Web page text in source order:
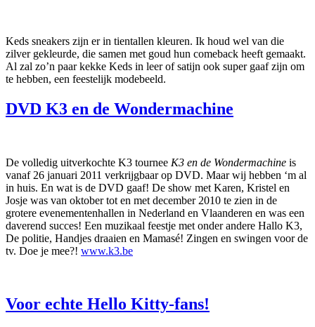
Keds sneakers zijn er in tientallen kleuren. Ik houd wel van die
zilver gekleurde, die samen met goud hun comeback heeft gemaakt.
Al zal zo’n paar kekke Keds in leer of satijn ook super gaaf zijn om
te hebben, een feestelijk modebeeld.
DVD K3 en de Wondermachine
De volledig uitverkochte K3 tournee K3 en de Wondermachine is
vanaf 26 januari 2011 verkrijgbaar op DVD. Maar wij hebben ‘m al
in huis. En wat is de DVD gaaf! De show met Karen, Kristel en
Josje was van oktober tot en met december 2010 te zien in de
grotere evenementenhallen in Nederland en Vlaanderen en was een
daverend succes! Een muzikaal feestje met onder andere Hallo K3,
De politie, Handjes draaien en Mamasé! Zingen en swingen voor de
tv. Doe je mee?! www.k3.be
Voor echte Hello Kitty-fans!